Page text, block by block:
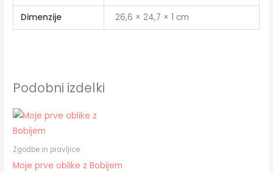
Dimenzije 26,6 × 24,7 × 1 cm
Podobni izdelki
Zgodbe in pravljice
Moje prve oblike z Bobijem